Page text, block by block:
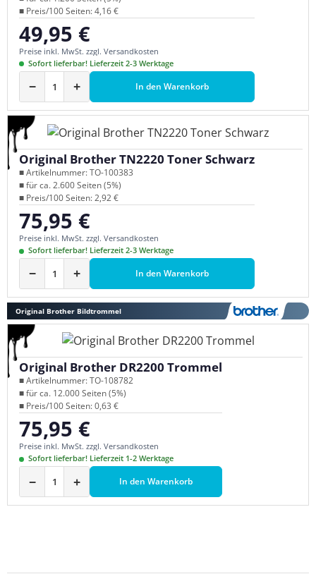
■ Preis/100 Seiten: 4,16 €
Regulärer Preis:
49,95 €
Preise inkl. MwSt. zzgl. Versandkosten
Sofort lieferbar! Lieferzeit 2-3 Werktage
− + In den Warenkorb
Original Brother TN2220 Toner Schwarz
■ Artikelnummer: TO-100383
■ für ca. 2.600 Seiten (5%)
■ Preis/100 Seiten: 2,92 €
Regulärer Preis:
75,95 €
Preise inkl. MwSt. zzgl. Versandkosten
Sofort lieferbar! Lieferzeit 2-3 Werktage
− + In den Warenkorb
Original Brother Bildtrommel
Original Brother DR2200 Trommel
■ Artikelnummer: TO-108782
■ für ca. 12.000 Seiten (5%)
■ Preis/100 Seiten: 0,63 €
Regulärer Preis:
75,95 €
Preise inkl. MwSt. zzgl. Versandkosten
Sofort lieferbar! Lieferzeit 1-2 Werktage
− + In den Warenkorb